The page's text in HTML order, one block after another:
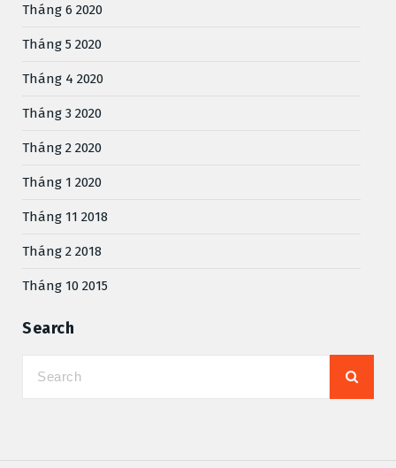
Tháng 6 2020
Tháng 5 2020
Tháng 4 2020
Tháng 3 2020
Tháng 2 2020
Tháng 1 2020
Tháng 11 2018
Tháng 2 2018
Tháng 10 2015
Search